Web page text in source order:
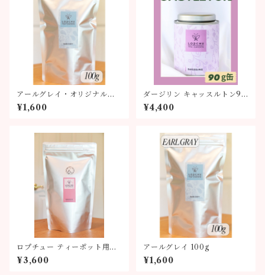
アールグレイ・オリジナルブ
レンド100g
¥1,600
ダージリン キャッスルトン90
g缶
¥4,400
ロプチュー ティーポット用テ
ィーバッグ
¥3,600
アールグレイ 100g
¥1,600